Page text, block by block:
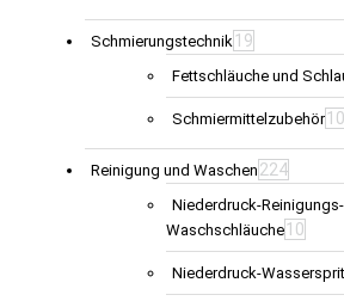
Schmierungstechnik 19
Fettschläuche und
Schmiermittelzubehör 10
Reinigung und Waschen 224
Niederdruck-
Waschschläuche 10
Niederdruck-